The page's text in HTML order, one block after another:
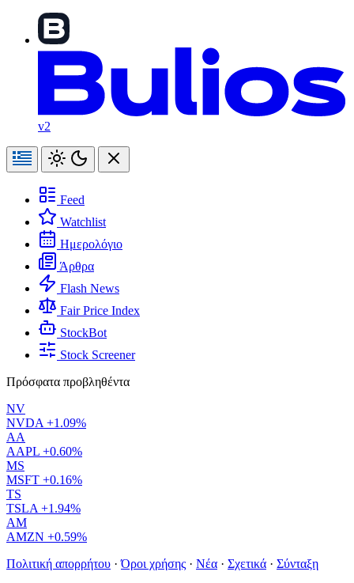
v2
Feed
Watchlist
Ημερολόγιο
Άρθρα
Flash News
Fair Price Index
StockBot
Stock Screener
Πρόσφατα προβληθέντα
NV
NVDA +1.09%
AA
AAPL +0.60%
MS
MSFT +0.16%
TS
TSLA +1.94%
AM
AMZN +0.59%
Πολιτική απορρήτου · Όροι χρήσης · Νέα · Σχετικά · Σύνταξη